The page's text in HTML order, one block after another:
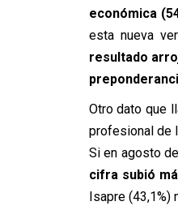
económica
esta nueva
resultado
Otro dato que
profesional de
Si en agosto
cifra subió
Isapre (43,1%)